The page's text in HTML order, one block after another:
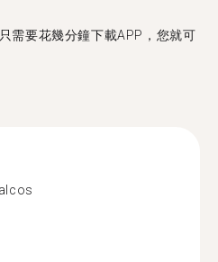
需要花幾分鐘下載APP，您就可